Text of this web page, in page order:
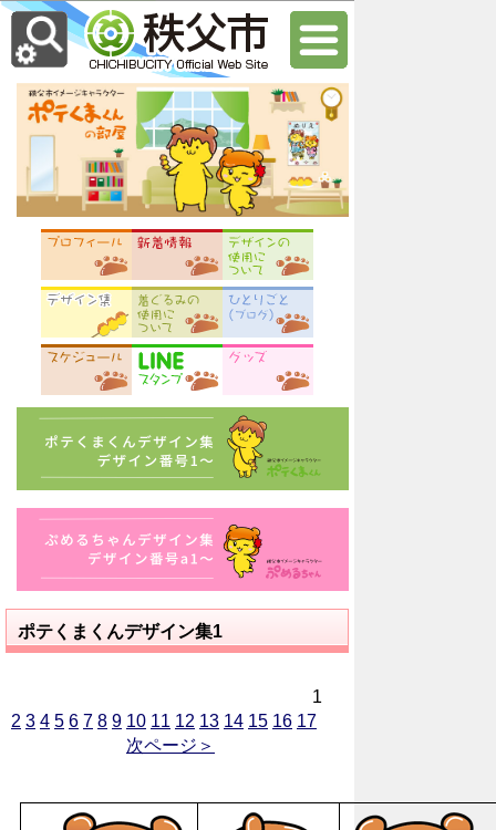
ポテくまくんデザイン集1
1
2 3 4 5 6 7 8 9 10 11 12 13 14 15 16 17
次ページ＞